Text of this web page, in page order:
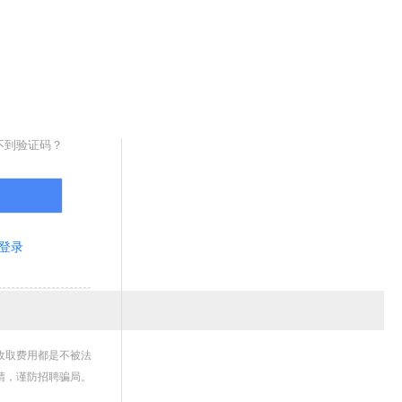
到验证码？
录
取费用都是不被法
谨防招聘骗局。